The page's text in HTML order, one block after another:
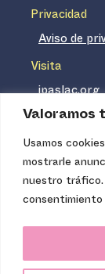
Valoramos
Usamos
mostrarle
nuestro tráfico.
consentimiento
Privacidad
Aviso de
Visita
ipaslac.org
Ipas no es un
servicios se
técnica
de calidad.